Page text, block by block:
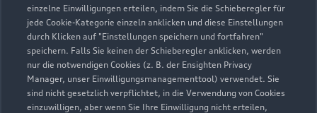
einzelne Einwilligungen erteilen, indem Sie die Schieberegler für
jede Cookie-Kategorie einzeln anklicken und diese Einstellungen
durch Klicken auf "Einstellungen speichern und fortfahren"
speichern. Falls Sie keinen der Schieberegler anklicken, werden
nur die notwendigen Cookies (z. B. der Ensighten Privacy
Manager, unser Einwilligungsmanagementtool) verwendet. Sie
sind nicht gesetzlich verpflichtet, in die Verwendung von Cookies
einzuwilligen, aber wenn Sie Ihre Einwilligung nicht erteilen,
07428 93090
verwaltung@auto-holweger.de
Kontaktdaten herunterladen